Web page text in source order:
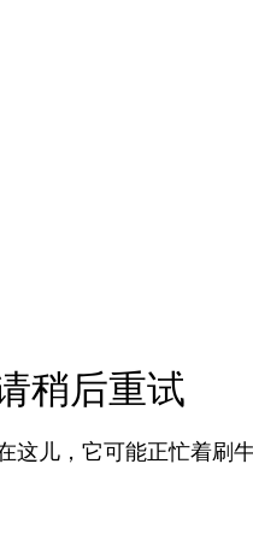
稍后重试
这儿，它可能正忙着刷